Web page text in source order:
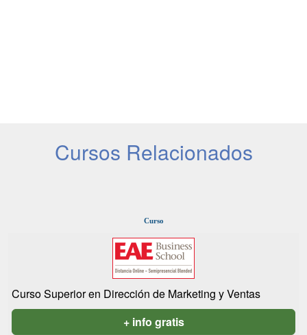
Cursos Relacionados
Curso
Curso Superior en Dirección de Marketing y Ventas
+ info gratis